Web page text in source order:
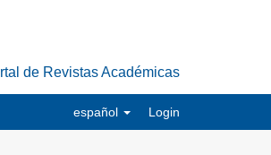
de Revistas Académicas
español Login